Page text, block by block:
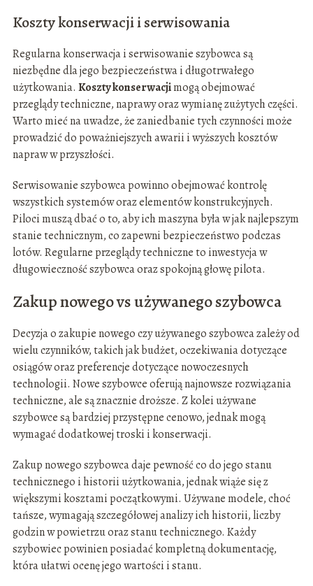
Koszty konserwacji i serwisowania
Regularna konserwacja i serwisowanie szybowca są
niezbędne dla jego bezpieczeństwa i długotrwałego
użytkowania. Koszty konserwacjimogą obejmować
przeglądy techniczne, naprawy oraz wymianę zużytych części.
Warto mieć na uwadze, że zaniedbanie tych czynności może
prowadzić do poważniejszych awarii i wyższych kosztów
napraw w przyszłości.
Serwisowanie szybowca powinno obejmować kontrolę
wszystkich systemów oraz elementów konstrukcyjnych.
Piloci muszą dbać o to, aby ich maszyna była w jak najlepszym
stanie technicznym, co zapewni bezpieczeństwo podczas
lotów. Regularne przeglądy techniczne to inwestycja w
długowieczność szybowca oraz spokojną głowę pilota.
Zakup nowego vs używanego szybowca
Decyzja o zakupie nowego czy używanego szybowca zależy od
wielu czynników, takich jak budżet, oczekiwania dotyczące
osiągów oraz preferencje dotyczące nowoczesnych
technologii. Nowe szybowce oferują najnowsze rozwiązania
techniczne, ale są znacznie droższe. Z kolei używane
szybowce są bardziej przystępne cenowo, jednak mogą
wymagać dodatkowej troski i konserwacji.
Zakup nowego szybowca daje pewność co do jego stanu
technicznego i historii użytkowania, jednak wiąże się z
większymi kosztami początkowymi. Używane modele, choć
tańsze, wymagają szczegółowej analizy ich historii, liczby
godzin w powietrzu oraz stanu technicznego. Każdy
szybowiec powinien posiadać kompletną dokumentację,
która ułatwi ocenę jego wartości i stanu.